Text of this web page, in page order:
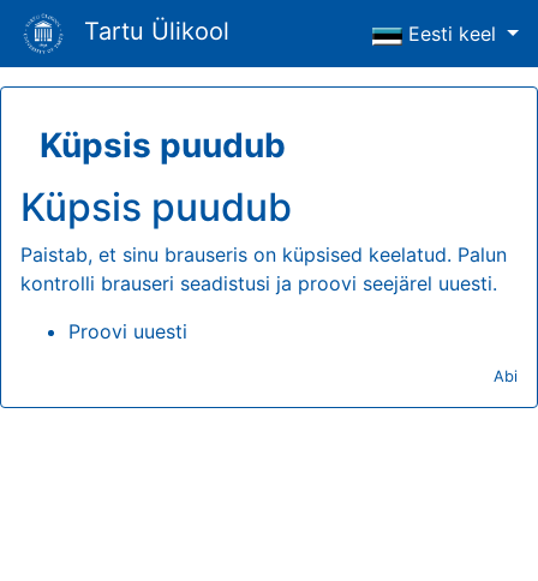
Tartu Ülikool Eesti keel
Küpsis puudub
Küpsis puudub
Paistab, et sinu brauseris on küpsised keelatud. Palun
kontrolli brauseri seadistusi ja proovi seejärel uuesti.
Proovi uuesti
Abi